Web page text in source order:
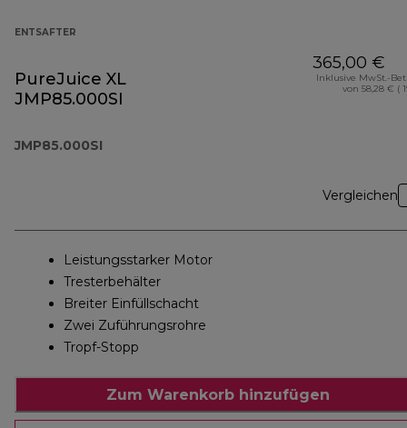
ENTSAFTER
PureJuice XL
JMP85.000SI
JMP85.000SI
365,00 €
Inklusive MwSt.-
von 58,28 € (
Vergleichen
Leistungsstarker Motor
Tresterbehälter
Breiter Einfüllschacht
Zwei Zuführungsrohre
Tropf-Stopp
Zum Warenkorb hinzufügen